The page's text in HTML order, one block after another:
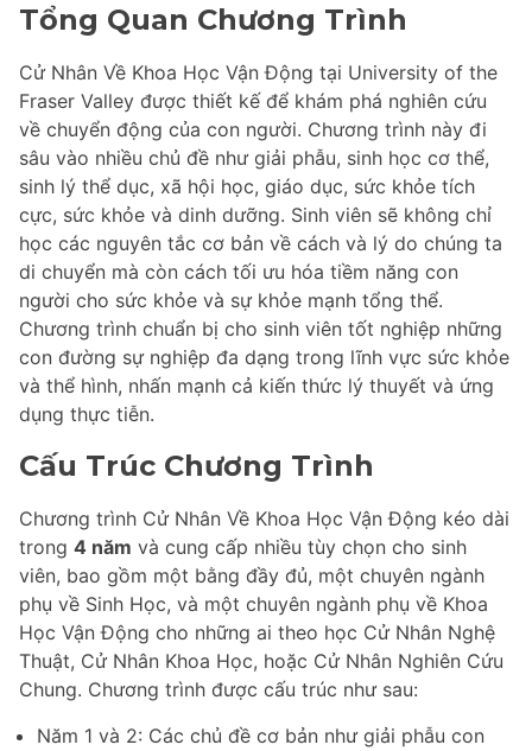
Tổng Quan Chương Trình
Cử Nhân Về Khoa Học Vận Động tại University of the
Fraser Valley được thiết kế để khám phá nghiên cứu
về chuyển động của con người. Chương trình này đi
sâu vào nhiều chủ đề như giải phẫu, sinh học cơ thể,
sinh lý thể dục, xã hội học, giáo dục, sức khỏe tích
cực, sức khỏe và dinh dưỡng. Sinh viên sẽ không chỉ
học các nguyên tắc cơ bản về cách và lý do chúng ta
di chuyển mà còn cách tối ưu hóa tiềm năng con
người cho sức khỏe và sự khỏe mạnh tổng thể.
Chương trình chuẩn bị cho sinh viên tốt nghiệp những
con đường sự nghiệp đa dạng trong lĩnh vực sức khỏe
và thể hình, nhấn mạnh cả kiến thức lý thuyết và ứng
dụng thực tiễn.
Cấu Trúc Chương Trình
Chương trình Cử Nhân Về Khoa Học Vận Động kéo dài
trong 4 năm và cung cấp nhiều tùy chọn cho sinh
viên, bao gồm một bằng đầy đủ, một chuyên ngành
phụ về Sinh Học, và một chuyên ngành phụ về Khoa
Học Vận Động cho những ai theo học Cử Nhân Nghệ
Thuật, Cử Nhân Khoa Học, hoặc Cử Nhân Nghiên Cứu
Chung. Chương trình được cấu trúc như sau:
Năm 1 và 2: Các chủ đề cơ bản như giải phẫu con